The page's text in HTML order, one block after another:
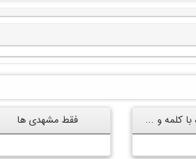
گروه مشاعره با کلمه و مشروط فقط مشهدی ها